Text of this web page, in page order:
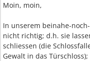
Moin, moin,
In unserem beinahe-
nicht richtig; d.h. sie
schliessen (die
Gewalt in das